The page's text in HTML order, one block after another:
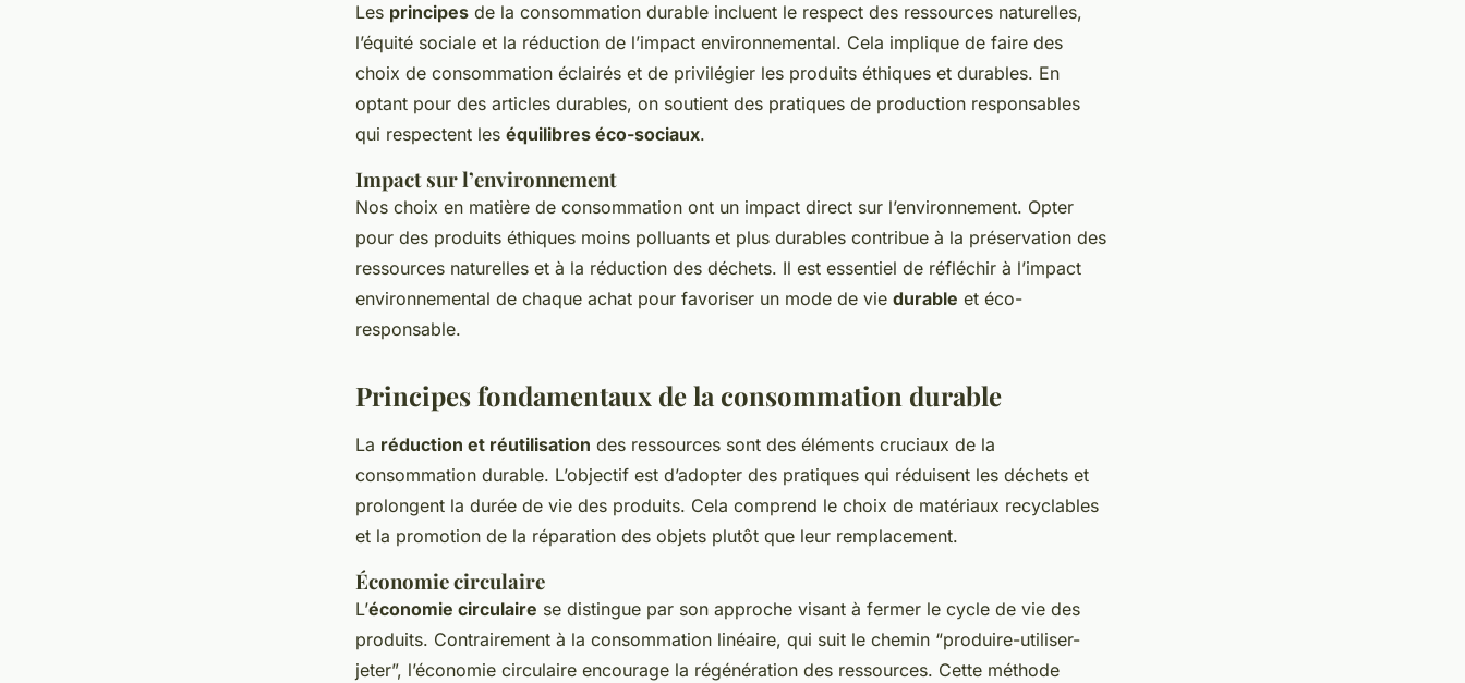
Les principes de la consommation durable incluent le respect des ressources naturelles,
l’équité sociale et la réduction de l’impact environnemental. Cela implique de faire des
choix de consommation éclairés et de privilégier les produits éthiques et durables. En
optant pour des articles durables, on soutient des pratiques de production responsables
qui respectent les équilibres éco-sociaux.
Impact sur l’environnement
Nos choix en matière de consommation ont un impact direct sur l’environnement. Opter
pour des produits éthiques moins polluants et plus durables contribue à la préservation des
ressources naturelles et à la réduction des déchets. Il est essentiel de réfléchir à l’impact
environnemental de chaque achat pour favoriser un mode de vie durable et éco-
responsable.
Principes fondamentaux de la consommation durable
La réduction et réutilisation des ressources sont des éléments cruciaux de la
consommation durable. L’objectif est d’adopter des pratiques qui réduisent les déchets et
prolongent la durée de vie des produits. Cela comprend le choix de matériaux recyclables
et la promotion de la réparation des objets plutôt que leur remplacement.
Économie circulaire
L’économie circulaire se distingue par son approche visant à fermer le cycle de vie des
produits. Contrairement à la consommation linéaire, qui suit le chemin “produire-utiliser-
jeter”, l’économie circulaire encourage la régénération des ressources. Cette méthode